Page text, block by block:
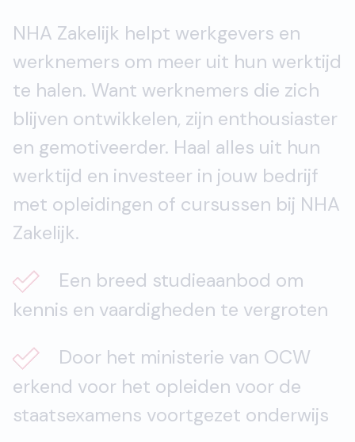
NHA Zakelijk helpt werkgevers en
werknemers om meer uit hun werktijd
te halen. Want werknemers die zich
blijven ontwikkelen, zijn enthousiaster
en gemotiveerder. Haal alles uit hun
werktijd en investeer in jouw bedrijf
met opleidingen of cursussen bij NHA
Zakelijk.
Een breed studieaanbod om
kennis en vaardigheden te vergroten
Door het ministerie van OCW
erkend voor het opleiden voor de
staatsexamens voortgezet onderwijs